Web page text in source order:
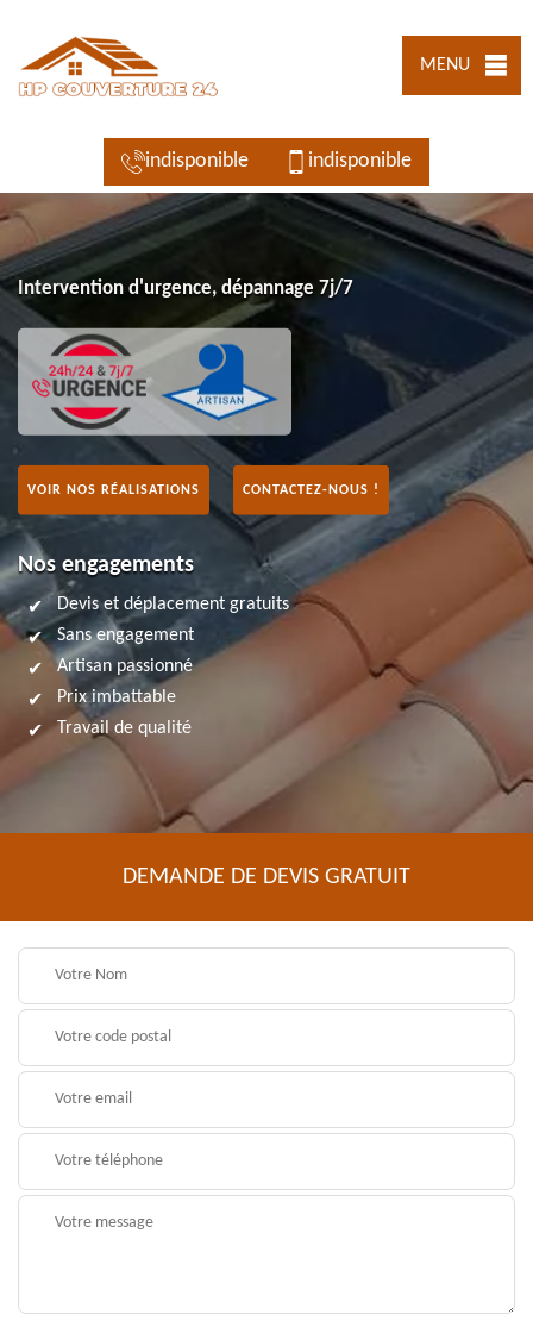
MENU
indisponible indisponible
Intervention d'urgence, dépannage 7j/7
VOIR NOS RÉALISATIONS CONTACTEZ-NOUS !
Nos engagements
Devis et déplacement gratuits
Sans engagement
Artisan passionné
Prix imbattable
Travail de qualité
DEMANDE DE DEVIS GRATUIT